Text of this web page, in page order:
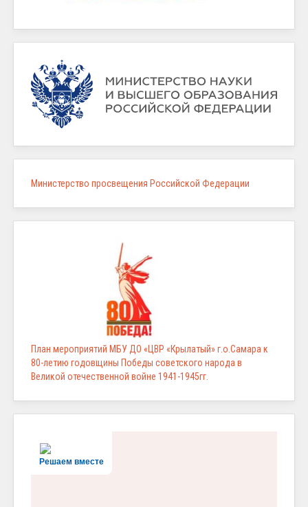
Министерство просвещения Российской Федерации
План мероприятий МБУ ДО «ЦВР «Крылатый» г.о.Самара к
80-летию годовщины Победы советского народа в
Великой отечественной войне 1941-1945гг.
Решаем вместе